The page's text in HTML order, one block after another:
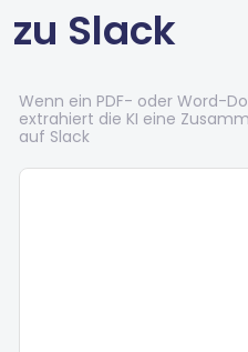
zu Slack
Wenn ein PDF- oder Word-
extrahiert die KI eine
auf Slack